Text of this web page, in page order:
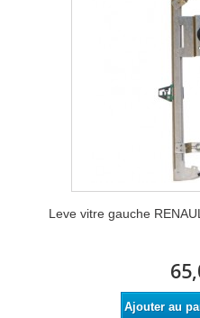
Leve vitre gauche
Ajouter au